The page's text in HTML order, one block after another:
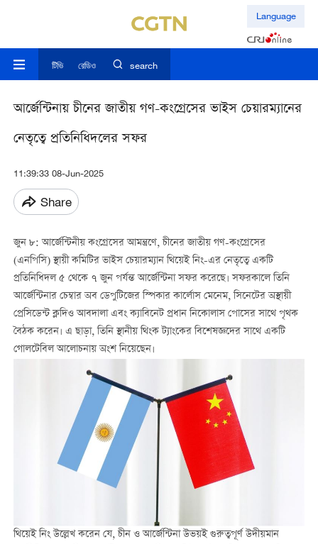
Language
টিভি রেডিও search
আর্জেন্টিনায় চীনের জাতীয় গণ-কংগ্রেসের ভাইস চেয়ারম্যানের
নেতৃত্বে প্রতিনিধিদলের সফর
11:39:33 08-Jun-2025
Share
জুন ৮:আর্জেন্টিনীয় কংগ্রেসের আমন্ত্রণে, চীনের জাতীয় গণ-কংগ্রেসের
(এনপিসি) স্থায়ী কমিটির ভাইস চেয়ারম্যান থিয়েই নিং-এর নেতৃত্বে একটি
প্রতিনিধিদল ৫ থেকে ৭ জুন পর্যন্ত আর্জেন্টিনা সফর করেছে। সফরকালে তিনি
আর্জেন্টিনার চেম্বার অব ডেপুটিজের স্পিকার কার্লোস মেনেম, সিনেটের অস্থায়ী
প্রেসিডেন্ট ক্লদিও আবদালা এবং ক্যাবিনেট প্রধান নিকোলাস পোসের সাথে পৃথক
বৈঠক করেন। এ ছাড়া, তিনি স্থানীয় থিংক ট্যাংকের বিশেষজ্ঞদের সাথে একটি
গোলটেবিল আলোচনায় অংশ নিয়েছেন।
থিয়েই নিং উল্লেখ করেন যে, চীন ও আর্জেন্টিনা উভয়ই গুরুত্বপূর্ণ উদীয়মান